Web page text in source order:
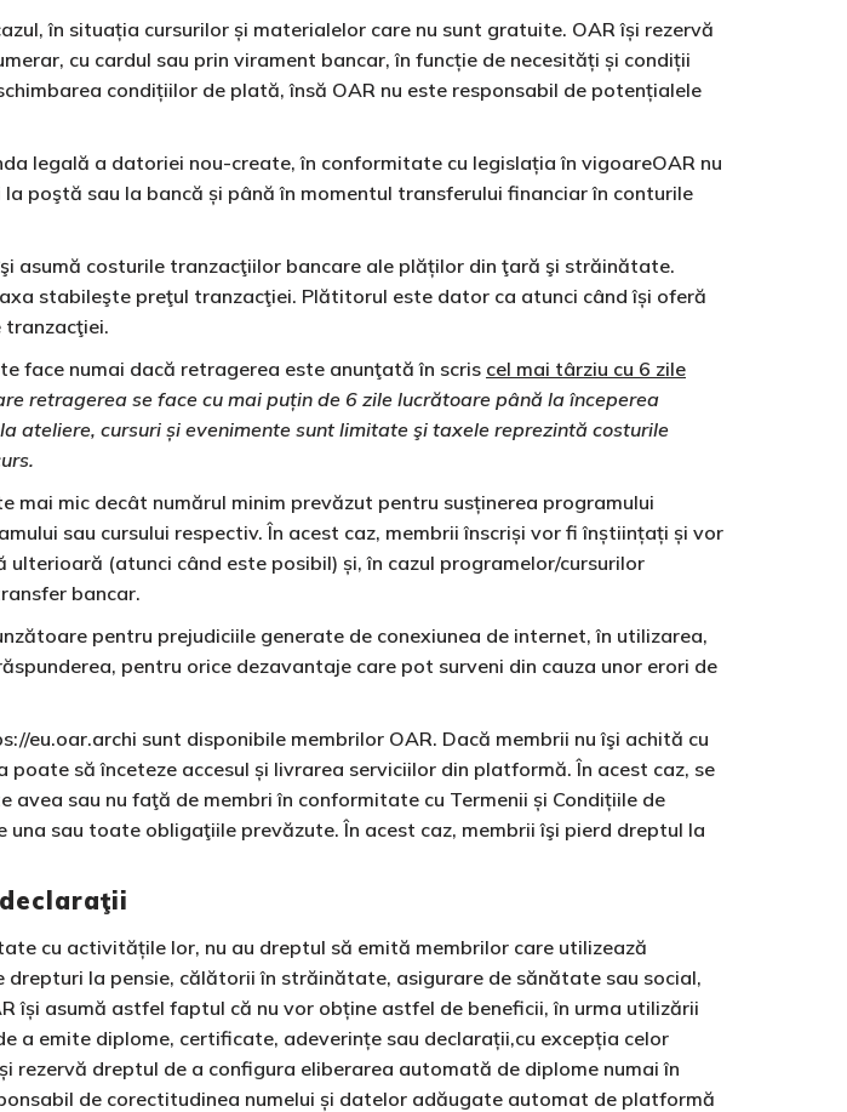
în situația cursurilor și materialelor care nu sunt gratuite. OAR își rezervă
cu cardul sau prin virament bancar, în funcție de necesități și condiții
condițiilor de plată, însă OAR nu este responsabil de potențialele
legală a datoriei nou-create, în conformitate cu legislația în vigoareOAR nu
poştă sau la bancă și până în momentul transferului financiar în conturile
asumă costurile tranzacţiilor bancare ale plăților din ţară şi străinătate.
stabileşte preţul tranzacţiei. Plătitorul este dator ca atunci când își oferă
tranzacţiei.
face numai dacă retragerea este anunţată în scris cel mai târziu cu 6 zile
retragerea se face cu mai puțin de 6 zile lucrătoare până la începerea
ateliere, cursuri și evenimente sunt limitate şi taxele reprezintă costurile
mai mic decât numărul minim prevăzut pentru susținerea programului
sau cursului respectiv. În acest caz, membrii înscriși vor fi înștiințați și vor
(atunci când este posibil) și, în cazul programelor/cursurilor
bancar.
pentru prejudiciile generate de conexiunea de internet, în utilizarea,
pentru orice dezavantaje care pot surveni din cauza unor erori de
eu.oar.archi sunt disponibile membrilor OAR. Dacă membrii nu îşi achită cu
să înceteze accesul și livrarea serviciilor din platformă. În acest caz, se
sau nu faţă de membri în conformitate cu Termenii și Condițiile de
sau toate obligaţiile prevăzute. În acest caz, membrii îşi pierd dreptul la
cu activitățile lor, nu au dreptul să emită membrilor care utilizează
la pensie, călătorii în străinătate, asigurare de sănătate sau social,
își asumă astfel faptul că nu vor obține astfel de beneficii, în urma utilizării
a emite diplome, certificate, adeverințe sau declarații,cu excepția celor
dreptul de a configura eliberarea automată de diplome numai în
de corectitudinea numelui și datelor adăugate automat de platformă